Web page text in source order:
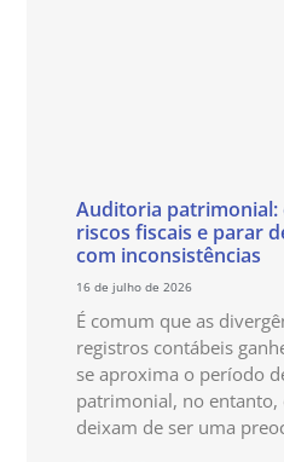
Auditoria patrimonial:
riscos fiscais e parar
com inconsistências
16 de julho de 2026
É comum que as
registros contábeis
se aproxima o período
patrimonial, no entanto,
deixam de ser uma